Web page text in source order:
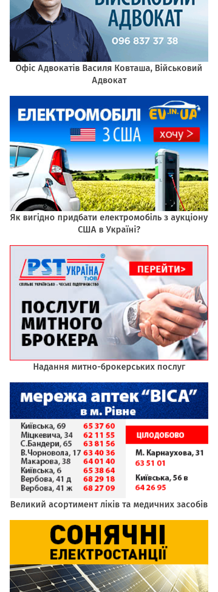
Офіс Адвокатів Василя Ковташа, Військовий
Адвокат
Як вигідно придбати електромобіль з аукціону
США в Україні?
Надання митно-брокерських послуг
Великий асортимент ліків та медичних засобів